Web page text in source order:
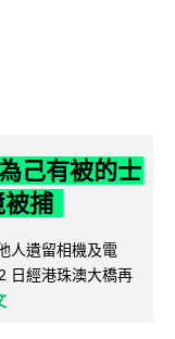
己有被的士
捕
人遺留相機及電
日經港珠澳大橋再